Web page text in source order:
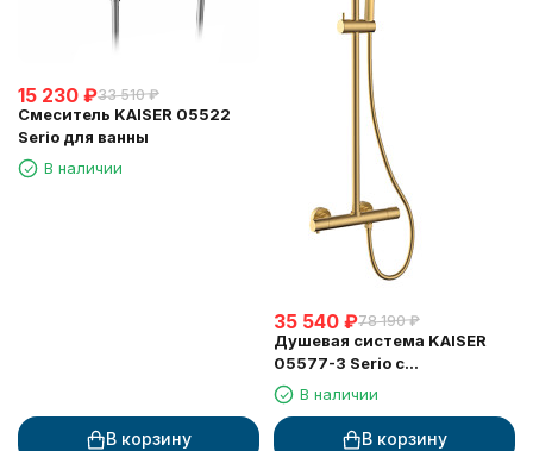
15 230 ₽33 510 ₽
Смеситель KAISER 05522
Serio для ванны
В наличии
В корзину
35 540 ₽78 190 ₽
Душевая система KAISER
05577-3 Serio с
термостатом 6282
В наличии
В корзину